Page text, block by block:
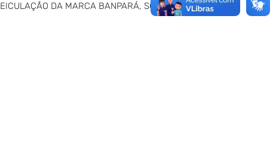
DA MARCA BANPARÁ, SOB TÍTULO